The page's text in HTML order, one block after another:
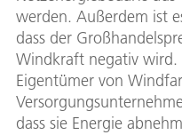
werden. Außerdem ist
dass der
Windkraft negativ wird.
Eigentümer von
dass sie Energie